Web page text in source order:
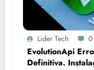
Lider Tech 0
EvolutionApi
Definitiva.